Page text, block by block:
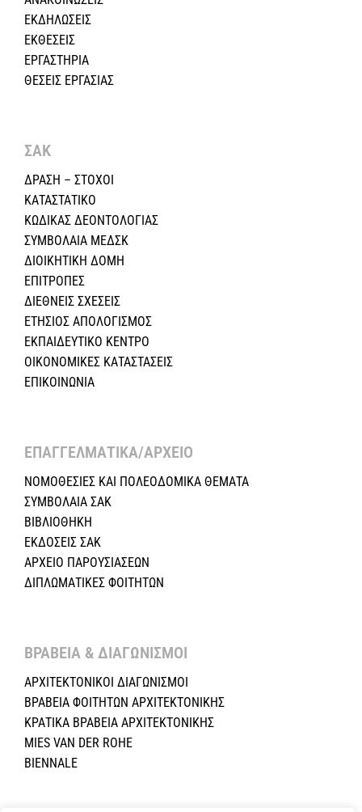
ΕΚΔΗΛΩΣΕΙΣ
ΕΚΘΕΣΕΙΣ
ΕΡΓΑΣΤΗΡΙΑ
ΘΕΣΕΙΣ ΕΡΓΑΣΙΑΣ
ΣΑΚ
ΔΡΑΣΗ – ΣΤΟΧΟΙ
ΚΑΤΑΣΤΑΤΙΚΟ
ΚΩΔΙΚΑΣ ΔΕΟΝΤΟΛΟΓΙΑΣ
ΣΥΜΒΟΛΑΙΑ ΜΕΔΣΚ
ΔΙΟΙΚΗΤΙΚΗ ΔΟΜΗ
ΕΠΙΤΡΟΠΕΣ
ΔΙΕΘΝΕΙΣ ΣΧΕΣEIΣ
ΕΤΗΣΙΟΣ ΑΠΟΛΟΓΙΣΜΟΣ
ΕΚΠΑΙΔΕΥΤΙΚΟ ΚΕΝΤΡΟ
ΟΙΚΟΝΟΜΙΚΕΣ ΚΑΤΑΣΤΑΣΕΙΣ
ΕΠΙΚΟΙΝΩΝΙΑ
ΕΠΑΓΓΕΛΜΑΤΙΚΑ/ΑΡΧΕΙΟ ​
ΝΟΜΟΘΕΣΙΕΣ KAI ΠΟΛΕΟΔΟΜΙΚΑ ΘΕΜΑΤΑ
ΣΥΜΒΟΛΑΙΑ ΣΑΚ
ΒΙΒΛΙΟΘΗΚΗ
ΕΚΔΟΣΕΙΣ ΣΑΚ
ΑΡΧΕΙΟ ΠΑΡΟΥΣΙΑΣΕΩΝ
ΔΙΠΛΩΜΑΤΙΚΕΣ ΦΟΙΤΗΤΩΝ
ΒΡΑΒΕΙΑ & ΔΙΑΓΩΝΙΣΜΟΙ ​
ΑΡΧΙΤΕΚΤΟΝΙΚΟΙ ΔΙΑΓΩΝΙΣΜΟΙ
ΒΡΑΒΕΙΑ ΦΟΙΤΗΤΩΝ ΑΡΧΙΤΕΚΤΟΝΙΚΗΣ
ΚΡΑΤΙΚΑ ΒΡΑΒΕΙΑ ΑΡΧΙΤΕΚΤΟΝΙΚΗΣ
MIES VAN DER ROHE
BIENNALE